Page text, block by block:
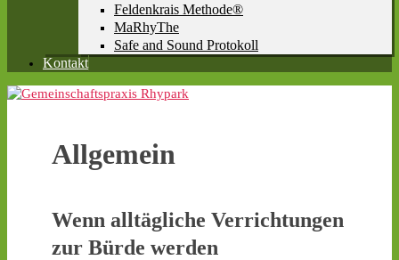
Feldenkrais Methode®
MaRhyThe
Safe and Sound Protokoll
Kontakt
Allgemein
Wenn alltägliche Verrichtungen
zur Bürde werden